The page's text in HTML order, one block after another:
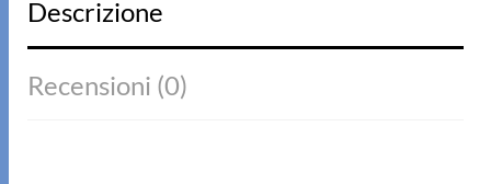
Descrizione
Recensioni (0)